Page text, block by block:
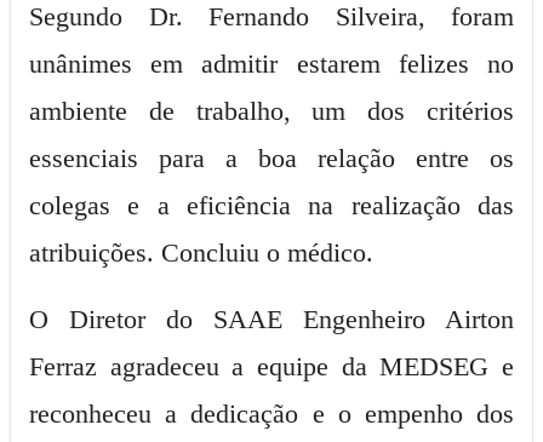
Segundo Dr. Fernando Silveira, foram
unânimes em admitir estarem felizes no
ambiente de trabalho, um dos critérios
essenciais para a boa relação entre os
colegas e a eficiência na realização das
atribuições. Concluiu o médico.
O Diretor do SAAE Engenheiro Airton
Ferraz agradeceu a equipe da MEDSEG e
reconheceu a dedicação e o empenho dos